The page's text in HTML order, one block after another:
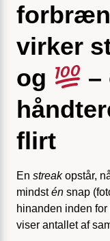
virker
og
–
flirt
En streakopstår,
mindstén snap
hinanden inden
viser antallet af